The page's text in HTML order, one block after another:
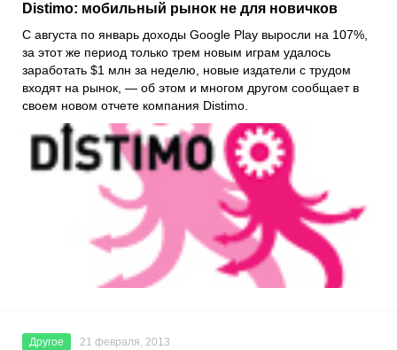
Distimo: мобильный рынок не для новичков
С августа по январь доходы Google Play выросли на 107%,
за этот же период только трем новым играм удалось
заработать $1 млн за неделю, новые издатели с трудом
входят на рынок, — об этом и многом другом сообщает в
своем новом отчете компания Distimo.
Другое 21 февраля, 2013